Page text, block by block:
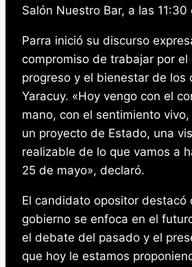
Salón Nuestro Bar, a las
Parra inició su discurso
compromiso de trabajar por el
progreso y el bienestar de los
Yaracuy. «Hoy vengo con el
mano, con el sentimiento
un proyecto de Estado, una
realizable de lo que vamos a
25 de mayo», declaró.
El candidato opositor destacó
gobierno se enfoca en el
el debate del pasado y el
que hoy le estamos